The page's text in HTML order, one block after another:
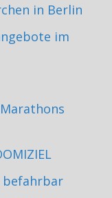
in Berlin
im
befahrbar